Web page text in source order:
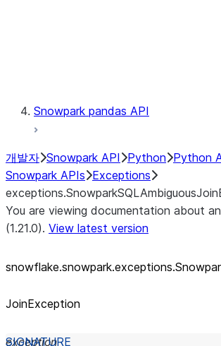
Snowpark pandas API
개발자 Snowpark API Python Python
Snowpark APIs Exceptions
You are viewing documentation about
(1.21.0). View latest version
JoinException
exception